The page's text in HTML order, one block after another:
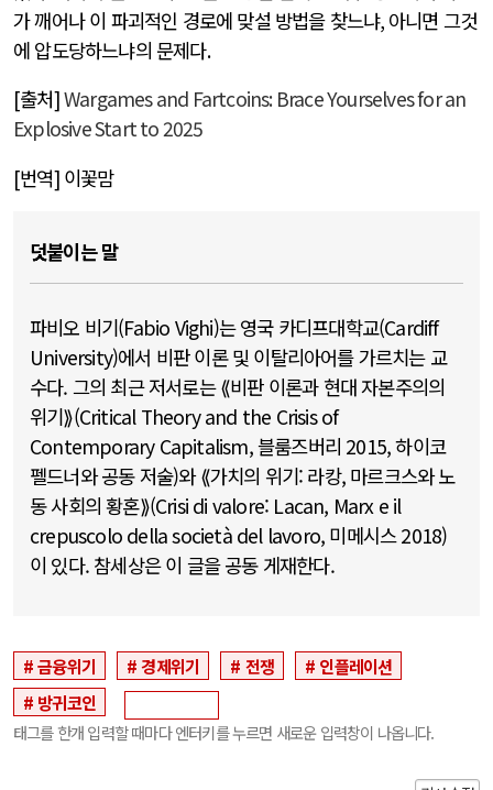
가 깨어나 이 파괴적인 경로에 맞설 방법을 찾느냐, 아니면 그것
에 압도당하느냐의 문제다.
[출처]Wargames and Fartcoins: Brace Yourselves for an
Explosive Start to 2025
[번역] 이꽃맘
덧붙이는 말
파비오 비기(Fabio Vighi)는 영국 카디프대학교(Cardiff
University)에서 비판 이론 및 이탈리아어를 가르치는 교
수다. 그의 최근 저서로는 ⟪비판 이론과 현대 자본주의의
위기⟫(Critical Theory and the Crisis of
Contemporary Capitalism, 블룸즈버리 2015, 하이코
펠드너와 공동 저술)와 ⟪가치의 위기: 라캉, 마르크스와 노
동 사회의 황혼⟫(Crisi di valore: Lacan, Marx e il
crepuscolo della società del lavoro, 미메시스 2018)
이 있다. 참세상은 이 글을 공동 게재한다.
금융위기 경제위기 전쟁
인플레이션
방귀코인
태그를 한개 입력할 때마다 엔터키를 누르면 새로운 입력창이 나옵니다.